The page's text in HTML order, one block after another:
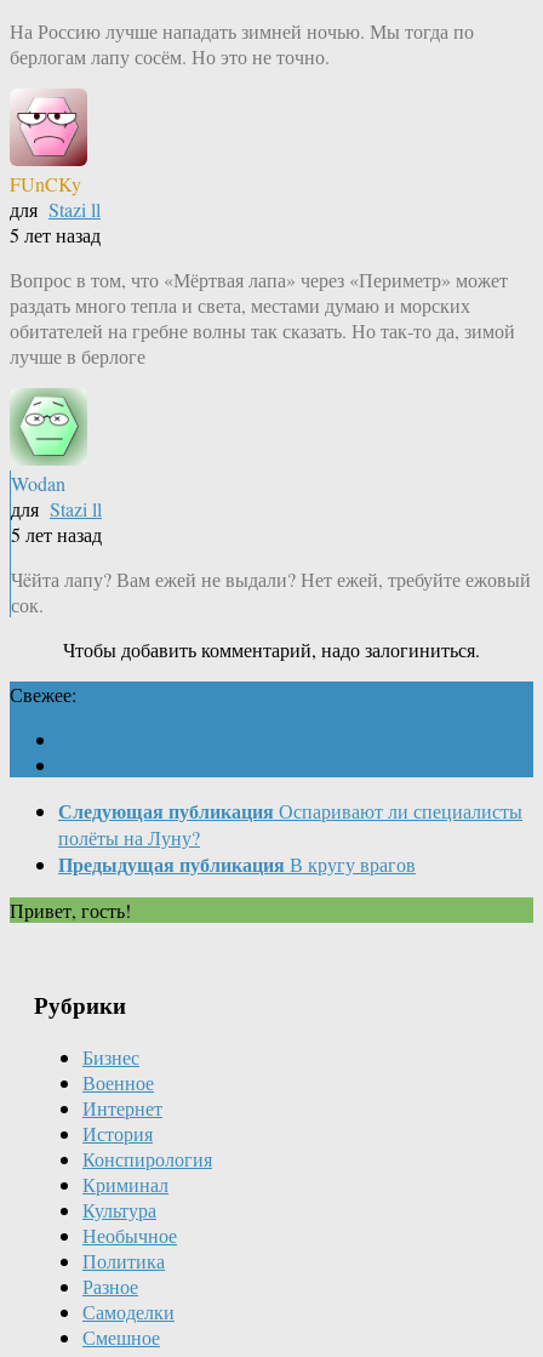
На Россию лучше нападать зимней ночью. Мы тогда по
берлогам лапу сосём. Но это не точно.
FUnCKy
для Stazi ll
5 лет назад
Вопрос в том, что «Мёртвая лапа» через «Периметр» может
раздать много тепла и света, местами думаю и морских
обитателей на гребне волны так сказать. Но так-то да, зимой
лучше в берлоге
Wodan
для Stazi ll
5 лет назад
Чëйта лапу? Вам ежей не выдали? Нет ежей, требуйте ежовый
сок.
Чтобы добавить комментарий, надо залогиниться.
Свежее:
Следующая публикация Оспаривают ли специалисты
полёты на Луну?
Предыдущая публикация В кругу врагов
Привет, гость!
Рубрики
Бизнес
Военное
Интернет
История
Конспирология
Криминал
Культура
Необычное
Политика
Разное
Самоделки
Смешное